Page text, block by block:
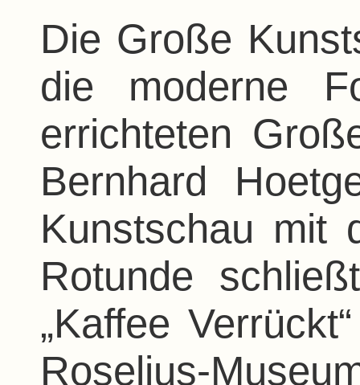
Die Große
die moderne
errichteten
Bernhard
Kunstschau mit
Rotunde
„Kaffee
Roselius-